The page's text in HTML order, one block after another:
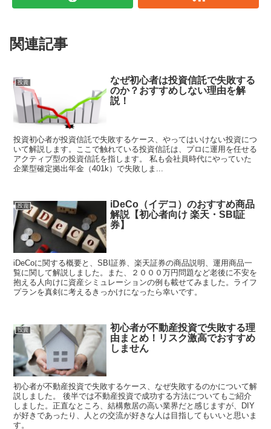
関連記事
投資
なぜ初心者は投資信託で失敗する
のか？おすすめしない理由を解
説！
投資初心者が投資信託で失敗するケース、やってはいけない投資につ
いて解説します。ここで触れている投資信託は、プロに運用を任せる
アクティブ型の投資信託を指します。 私も会社員時代にやっていた
企業型確定拠出年金（401k）で失敗しま...
投資
iDeCo（イデコ）のおすすめ商品
解説【初心者向け 楽天・SBI証
券】
iDeCoに関する概要と、SBI証券、楽天証券の商品説明、運用商品一
覧に関して解説しました。また、２０００万円問題など老後に不安を
抱える人向けに資産シミュレーションの例も載せてみました。ライフ
プランを真剣に考えるきっかけになったら幸いです。
投資
初心者が不動産投資で失敗する理
由まとめ！リスク激高でおすすめ
しません
初心者が不動産投資で失敗するケース、なぜ失敗するのかについて解
説しました。 後半では不動産投資で成功する方法についてもご紹介
しました。正直なところ、結構敷居の高い業界だと感じますが、DIY
が好きであったり、人との交流が好きな人は目指してもいいと思いま
す。